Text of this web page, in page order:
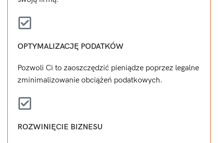
OPTYMALIZACJĘ PODATKÓW
Pozwoli Ci to zaoszczędzić pieniądze poprzez legalne
zminimalizowanie obciążeń podatkowych.
ROZWINIĘCIE BIZNESU